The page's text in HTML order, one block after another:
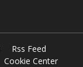
Rss Feed
Cookie Center